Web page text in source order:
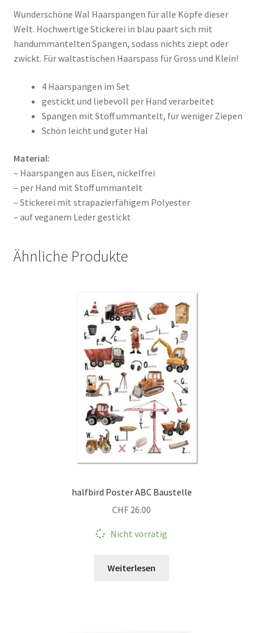
Wunderschöne Wal Haarspangen für alle Köpfe dieser
Welt. Hochwertige Stickerei in blau paart sich mit
handummantelten Spangen, sodass nichts ziept oder
zwickt. Für waltastischen Haarspass für Gross und Klein!
4 Haarspangen im Set
gestickt und liebevoll per Hand verarbeitet
Spangen mit Stoff ummantelt, für weniger Ziepen
Schön leicht und guter Hal
Material:
– Haarspangen aus Eisen, nickelfrei
– per Hand mit Stoff ummantelt
– Stickerei mit strapazierfähigem Polyester
– auf veganem Leder gestickt
Ähnliche Produkte
halfbird Poster ABC Baustelle
CHF 26.00
Nicht vorrätig
Weiterlesen